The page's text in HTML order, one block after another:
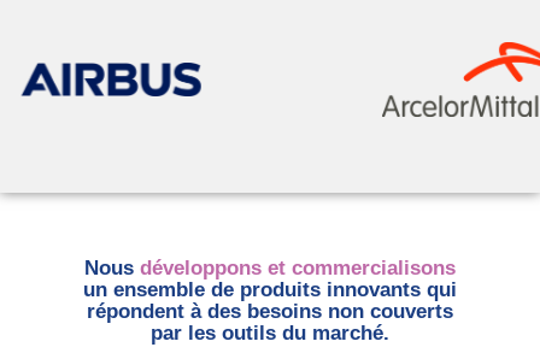
Nous développons et commercialisons
un ensemble de produits innovants qui
répondent à des besoins non couverts
par les outils du marché.